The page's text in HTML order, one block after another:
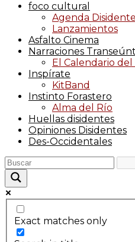
foco cultural
Agenda Disidente
Lanzamientos
Asfalto Cinema
Narraciones
El Calendario del
Inspírate
KitBand
Instinto Forastero
Alma del Río
Huellas disidentes
Opiniones Disidentes
Des-Occidentales
Exact matches only